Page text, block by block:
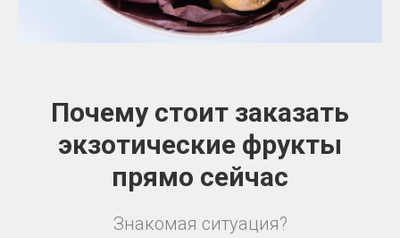
Почему стоит заказать
экзотические фрукты
прямо сейчас
Знакомая ситуация?